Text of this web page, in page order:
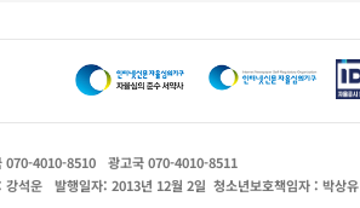
070-4010-8510
광고국 070-4010-8511
강석운 발행일자: 2013년 12월 2일 청소년보호책임자 : 박상유